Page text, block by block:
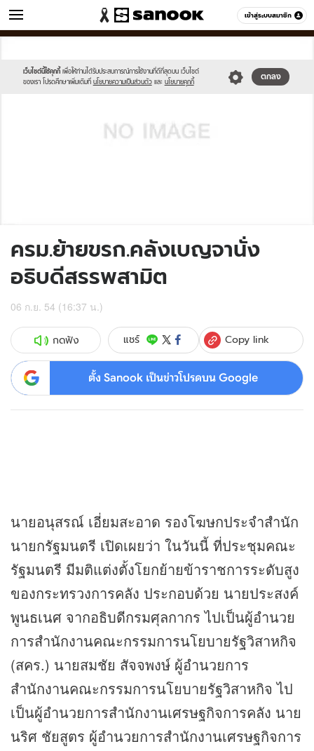
เข้าสู่ระบบสมาชิก
ข่าว หมวดอื่นๆ
เว็บไซต์นี้ใช้คุกกี้ เพื่อให้ท่านได้รับประสบการณ์การใช้งานที่ดีที่สุดบน เว็บไซต์
ของเรา โปรดศึกษาเพิ่มเติมที่ นโยบายความเป็นส่วนตัว และ นโยบายคุกกี้
ตกลง
sanook.png
image.jpg
ครม.ย้ายขรก.คลังเบญจานั่ง
อธิบดีสรรพสามิต
06 ก.ย. 54 (16:37 น.)
กดฟัง แชร์ Copy link
ตั้ง Sanook เป็นข่าวโปรดบน Google
นายอนุสรณ์ เอี่ยมสะอาด รองโฆษกประจำสำนัก
นายกรัฐมนตรี เปิดเผยว่า ในวันนี้ ที่ประชุมคณะ
รัฐมนตรี มีมติแต่งตั้งโยกย้ายข้าราชการระดับสูง
ของกระทรวงการคลัง ประกอบด้วย นายประสงค์
พูนธเนศ จากอธิบดีกรมศุลกากร ไปเป็นผู้อำนวย
การสำนักงานคณะกรรมการนโยบายรัฐวิสาหกิจ
(สคร.) นายสมชัย สัจจพงษ์ ผู้อำนวยการ
สำนักงานคณะกรรมการนโยบายรัฐวิสาหกิจ ไป
เป็นผู้อำนวยการสำนักงานเศรษฐกิจการคลัง นาย
นริศ ชัยสูตร ผู้อำนวยการสำนักงานเศรษฐกิจการ